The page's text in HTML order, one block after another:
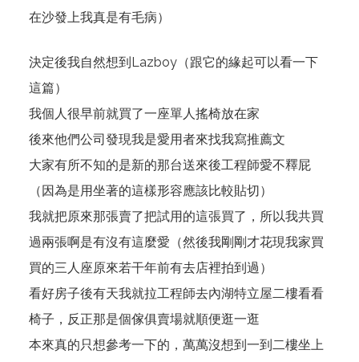
在沙發上我真是有毛病）
決定後我自然想到Lazboy（跟它的緣起可以看一下
這篇）
我個人很早前就買了一座單人搖椅放在家
後來他們公司發現我是愛用者來找我寫推薦文
大家有所不知的是新的那台送來後工程師愛不釋屁
（因為是用坐著的這樣形容應該比較貼切）
我就把原來那張賣了把試用的這張買了，所以我共買
過兩張啊是有沒有這麼愛（然後我剛剛才花現我家買
買的三人座原來若干年前有去店裡拍到過）
看好房子後有天我就拉工程師去內湖特立屋二樓看看
椅子，反正那是個傢俱賣場就順便逛一逛
本來真的只想參考一下的，萬萬沒想到一到二樓坐上